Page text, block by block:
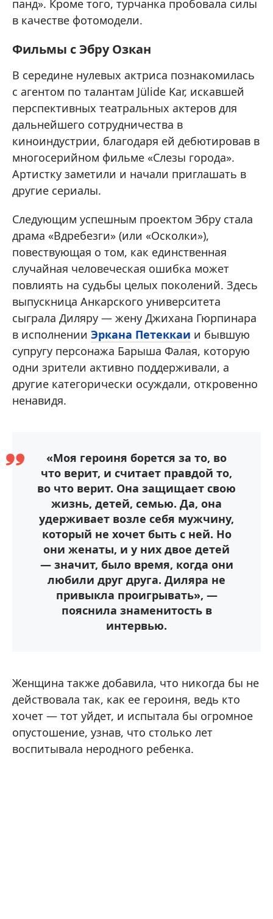
панд». Кроме того, турчанка пробовала силы
в качестве фотомодели.
Фильмы с Эбру Озкан
В середине нулевых актриса познакомилась
с агентом по талантам Jülide Kar, искавшей
перспективных театральных актеров для
дальнейшего сотрудничества в
киноиндустрии, благодаря ей дебютировав в
многосерийном фильме «Слезы города».
Артистку заметили и начали приглашать в
другие сериалы.
Следующим успешным проектом Эбру стала
драма «Вдребезги» (или «Осколки»),
повествующая о том, как единственная
случайная человеческая ошибка может
повлиять на судьбы целых поколений. Здесь
выпускница Анкарского университета
сыграла Диляру — жену Джихана Гюрпинара
в исполнении Эркана Петеккаи и бывшую
супругу персонажа Барыша Фалая, которую
одни зрители активно поддерживали, а
другие категорически осуждали, откровенно
ненавидя.
«Моя героиня борется за то, во
что верит, и считает правдой то,
во что верит. Она защищает свою
жизнь, детей, семью. Да, она
удерживает возле себя мужчину,
который не хочет быть с ней. Но
они женаты, и у них двое детей
— значит, было время, когда они
любили друг друга. Диляра не
привыкла проигрывать», —
пояснила знаменитость в
интервью.
Женщина также добавила, что никогда бы не
действовала так, как ее героиня, ведь кто
хочет — тот уйдет, и испытала бы огромное
опустошение, узнав, что столько лет
воспитывала неродного ребенка.